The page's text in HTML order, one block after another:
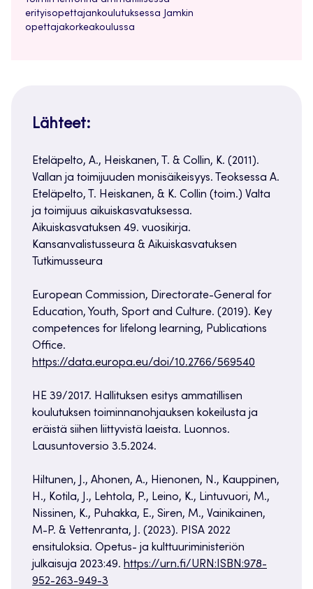
erityisopettajankoulutuksessa Jamkin
opettajakorkeakoulussa
Lähteet:
Eteläpelto, A., Heiskanen, T. & Collin, K. (2011).
Vallan ja toimijuuden monisäikeisyys. Teoksessa A.
Eteläpelto, T. Heiskanen, & K. Collin (toim.) Valta
ja toimijuus aikuiskasvatuksessa.
Aikuiskasvatuksen 49. vuosikirja.
Kansanvalistusseura & Aikuiskasvatuksen
Tutkimusseura
European Commission, Directorate-General for
Education, Youth, Sport and Culture. (2019). Key
competences for lifelong learning, Publications
Office.
https://data.europa.eu/doi/10.2766/569540
HE 39/2017. Hallituksen esitys ammatillisen
koulutuksen toiminnanohjauksen kokeilusta ja
eräistä siihen liittyvistä laeista. Luonnos.
Lausuntoversio 3.5.2024.
Hiltunen, J., Ahonen, A., Hienonen, N., Kauppinen,
H., Kotila, J., Lehtola, P., Leino, K., Lintuvuori, M.,
Nissinen, K., Puhakka, E., Siren, M., Vainikainen,
M-P. & Vettenranta, J. (2023). PISA 2022
ensituloksia. Opetus- ja kulttuuriministeriön
julkaisuja 2023:49. https://urn.fi/URN:ISBN:978-
952-263-949-3